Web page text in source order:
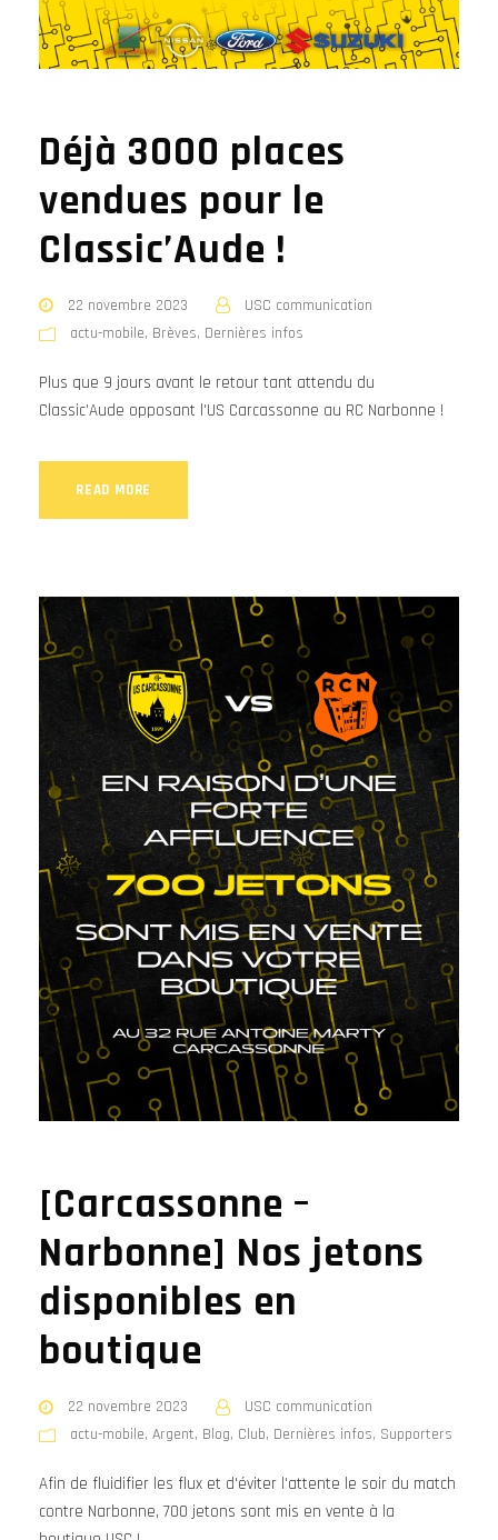
Déjà 3000 places
vendues pour le
Classic’Aude !
22 novembre 2023
USC communication
actu-mobile, Brèves, Dernières infos
Plus que 9 jours avant le retour tant attendu du
Classic’Aude opposant l'US Carcassonne au RC Narbonne !
READ MORE
[Carcassonne –
Narbonne] Nos jetons
disponibles en
boutique
22 novembre 2023
USC communication
actu-mobile, Argent, Blog, Club, Dernières infos, Supporters
Afin de fluidifier les flux et d'éviter l'attente le soir du match
contre Narbonne, 700 jetons sont mis en vente à la